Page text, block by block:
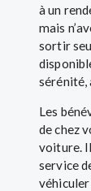
à un
mais
sortir
sérénité,
Les
de chez
voiture.
service